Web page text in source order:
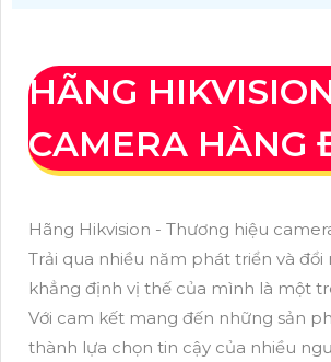
HÃNG
CAMERA HÀNG
Hãng Hikvision - Thương hiệu
Trải qua nhiều năm phát triển và
khẳng định vị thế của mình là một
Với cam kết mang đến những sản
thành lựa chọn tin cậy của nhiều